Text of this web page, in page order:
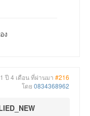
ง
ปี 4 เดือน ที่ผ่านมา #216
โดย 0834368962